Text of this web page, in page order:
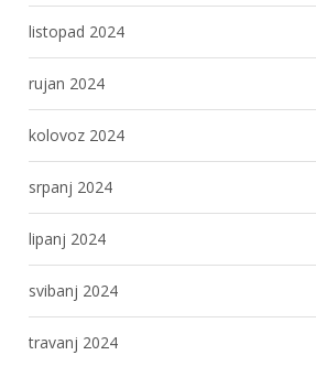
listopad 2024
rujan 2024
kolovoz 2024
srpanj 2024
lipanj 2024
svibanj 2024
travanj 2024